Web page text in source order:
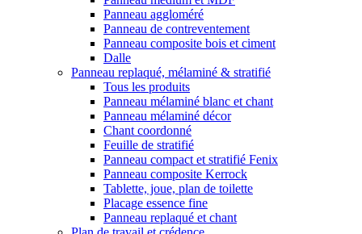
Panneau aggloméré
Panneau de contreventement
Panneau composite bois et ciment
Dalle
Panneau replaqué, mélaminé & stratifié
Tous les produits
Panneau mélaminé blanc et chant
Panneau mélaminé décor
Chant coordonné
Feuille de stratifié
Panneau compact et stratifié Fenix
Panneau composite Kerrock
Tablette, joue, plan de toilette
Placage essence fine
Panneau replaqué et chant